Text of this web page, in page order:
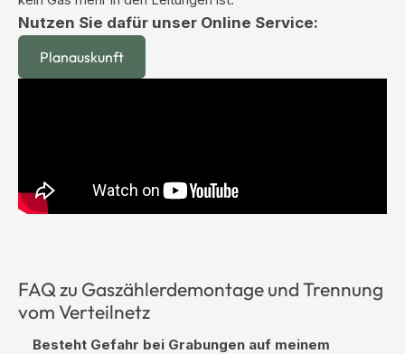
Nutzen Sie dafür unser Online Service:
Planauskunft
FAQ zu Gaszählerdemontage und Trennung
vom Verteilnetz
Besteht Gefahr bei Grabungen auf meinem